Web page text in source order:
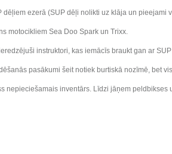
ezerā (SUP dēļi nolikti uz klāja un
motocikliem Sea Doo Spark un Trixx.
instruktori, kas iemācīs braukt gan ar
pasākumi šeit notiek burtiskā nozīmē, bet
nepieciešamais inventārs. Līdzi jāņem